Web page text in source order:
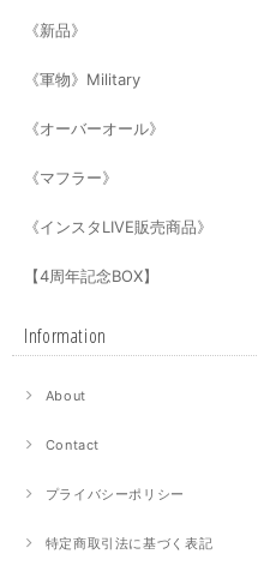
《新品》
《軍物》Military
《オーバーオール》
《マフラー》
《インスタLIVE販売商品》
【4周年記念BOX】
Information
About
Contact
プライバシーポリシー
特定商取引法に基づく表記